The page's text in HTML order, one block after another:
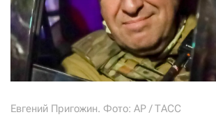
Евгений Пригожин. Фото: AP / ТАСС